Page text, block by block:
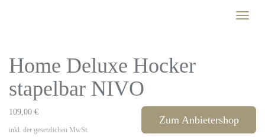
Toggle
Home Deluxe Hocker
stapelbar NIVO
109,00 €
inkl. der gesetzlichen MwSt.
Zum Anbietershop